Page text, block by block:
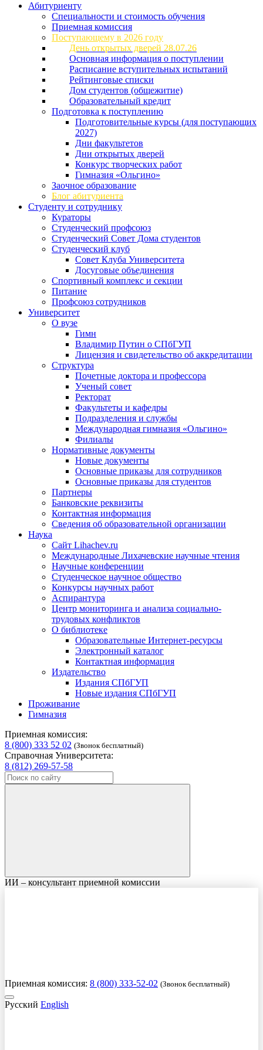
Абитуриенту
Специальности и стоимость обучения
Приемная комиссия
Поступающему в 2026 году
День открытых дверей 28.07.26
Основная информация о поступлении
Расписание вступительных испытаний
Рейтинговые списки
Дом студентов (общежитие)
Образовательный кредит
Подготовка к поступлению
Подготовительные курсы (для поступающих
2027)
Дни факультетов
Дни открытых дверей
Конкурс творческих работ
Гимназия «Ольгино»
Заочное образование
Блог абитуриента
Студенту и сотруднику
Кураторы
Студенческий профсоюз
Студенческий Совет Дома студентов
Студенческий клуб
Совет Клуба Университета
Досуговые объединения
Спортивный комплекс и секции
Питание
Профсоюз сотрудников
Университет
О вузе
Гимн
Владимир Путин о СПбГУП
Лицензия и свидетельство об аккредитации
Структура
Почетные доктора и профессора
Ученый совет
Ректорат
Факультеты и кафедры
Подразделения и службы
Международная гимназия «Ольгино»
Филиалы
Нормативные документы
Новые документы
Основные приказы для сотрудников
Основные приказы для студентов
Партнеры
Банковские реквизиты
Контактная информация
Сведения об образовательной организации
Наука
Сайт Lihachev.ru
Международные Лихачевские научные чтения
Научные конференции
Студенческое научное общество
Конкурсы научных работ
Аспирантура
Центр мониторинга и анализа социально-
трудовых конфликтов
О библиотеке
Образовательные Интернет-ресурсы
Электронный каталог
Контактная информация
Издательство
Издания СПбГУП
Новые издания СПбГУП
Проживание
Гимназия
Приемная комиссия:
8 (800) 333 52 02 (Звонок бесплатный)
Справочная Университета:
8 (812) 269-57-58
ИИ – консультант приемной комиссии
Приемная комиссия: 8 (800) 333-52-02 (Звонок бесплатный)
Русский English